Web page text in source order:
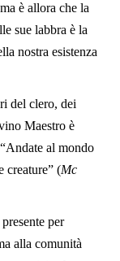
è allora che la
sue labbra è la
nostra esistenza
del clero, dei
Maestro è
al mondo
creature” (Mc
per
alla comunità